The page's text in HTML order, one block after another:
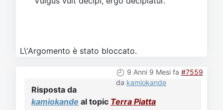
L\'Argomento è stato bloccato.
9 Anni 9 Mesi fa #7559
da kamiokande
Risposta da
kamiokande al topic Terra Piatta